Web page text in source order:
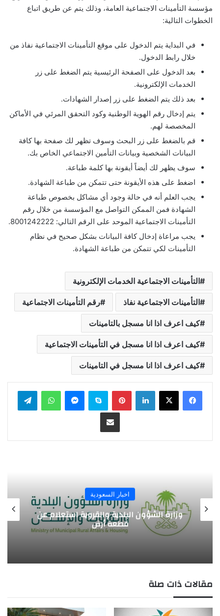
مؤسسة التأمينات الاجتماعية العامة، وذلك يتم عن طريق اتباع
الخطوات التالية:
في البداية يتم الدخول على موقع التأمينات الاجتماعية نفاذ من
خلال رابط الدخول.
بعد الدخول على الصفحة الرئيسية يتم الضغط على زر
الخدمات الإلكترونية.
بعد ذلك يتم الضغط على زر إصدار الشهادات.
يتم إدخال رقم الهوية الوطنية وكود التحقق المرئي في الأماكن
المخصصة لهم.
قم بالضغط على زر البحث وسوف تظهر لك صفحة بها كافة
البيانات الشخصية وبيانات التأمين الاجتماعي الخاص بك.
سوف يظهر لك أيضاً أيقونة بها كلمة طباعة.
اضغط على هذه الأيقونة حتى تتمكن من طباعة الشهادة.
يجب العلم أنه في حالة وجود أي مشاكل بخصوص طباعة
الشهادة فمن الممكن التواصل مع المؤسسة من خلال رقم
التأمينات الاجتماعية الموحد على الرقم التالي: 8001242222.
يجب مراعاة إدخال كافة البيانات بشكل صحيح في نظام
التأمينات لكي تتمكن من طباعة الشهادة.
التأمينات الاجتماعية الخدمات الإلكترونية
التأمينات الاجتماعية نفاذ رقم التأمينات الاجتماعية
كيف اعرف اذا انا مسجل بالتامينات
كيف اعرف اذا انا مسجل في التأمينات الاجتماعية
كيف اعرف اذا انا مسجل في التامينات
لينكدإن بينتيريستسكايب ماسنجر واتساب تيلقرام
مشاركة عبر البريد
اخبار السعودية
أسعار التأمين الصحي للأفراد وطريقة
الاستعلام برقم الإقامة
مقالات ذات صلة